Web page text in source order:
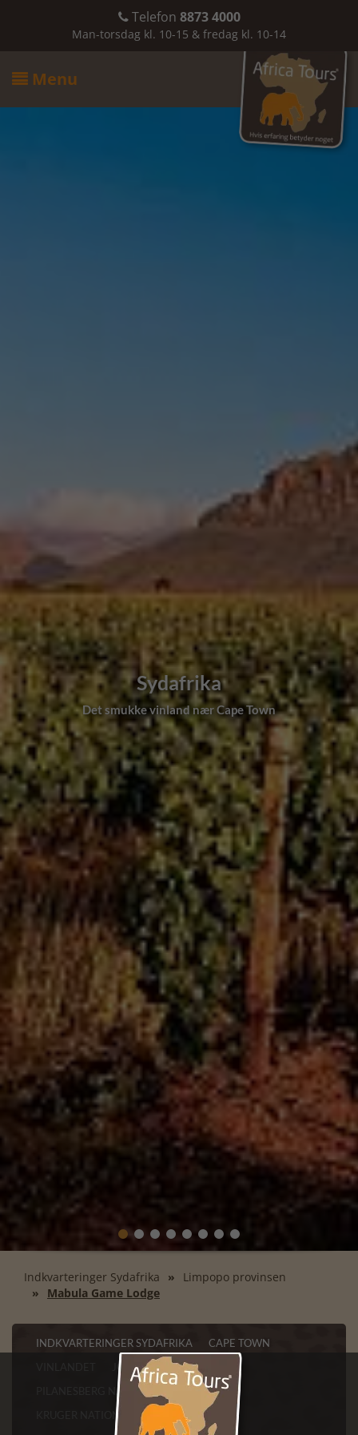
Telefon 8873 4000
Man-torsdag kl. 10-15 & fredag kl. 10-14
 Menu
Sydafrika
Det smukke vinland nær Cape Town
Indkvarteringer Sydafrika
Limpopo provinsen
Mabula Game Lodge
INDKVARTERINGER SYDAFRIKA
CAPE TOWN
JOHANNESBURG
PILANESBERG N.P OG SUN CITY
KRUGER NATIONALPARK